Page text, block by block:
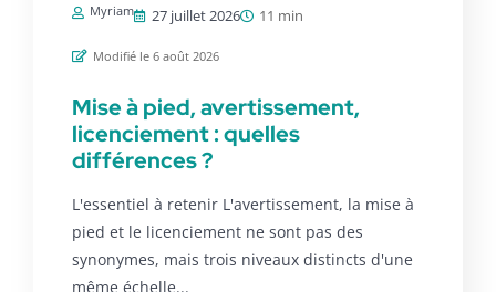
Myriam 27 juillet 2026 11 min
Modifié le 6 août 2026
Mise à pied, avertissement,
licenciement : quelles
différences ?
L'essentiel à retenir L'avertissement, la mise à
pied et le licenciement ne sont pas des
synonymes, mais trois niveaux distincts d'une
même échelle...